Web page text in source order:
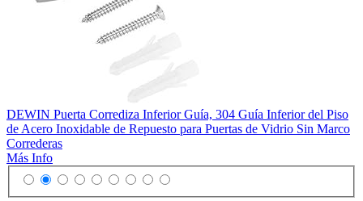
DEWIN Puerta Corrediza Inferior Guía, 304 Guía Inferior del Piso
de Acero Inoxidable de Repuesto para Puertas de Vidrio Sin Marco
Correderas
Más Info